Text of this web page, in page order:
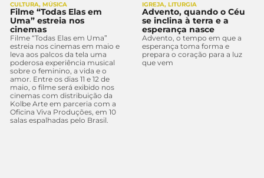
CULTURA, MÚSICA
Filme “Todas Elas em
Uma” estreia nos
cinemas
Filme “Todas Elas em Uma”
estreia nos cinemas em maio e
leva aos palcos da tela uma
poderosa experiência musical
sobre o feminino, a vida e o
amor. Entre os dias 11 e 12 de
maio, o filme será exibido nos
cinemas com distribuição da
Kolbe Arte em parceria com a
Oficina Viva Produções, em 10
salas espalhadas pelo Brasil.
IGREJA, LITURGIA
Advento, quando o Céu
se inclina à terra e a
esperança nasce
Advento, o tempo em que a
esperança toma forma e
prepara o coração para a luz
que vem